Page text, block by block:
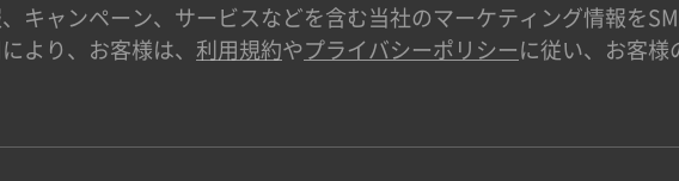
キャンペーン、サービスなどを含む当社のマーケティング情報を
より、お客様は、 利用規約やプライバシーポリシー に従い、お客様